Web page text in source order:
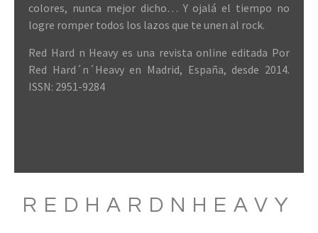
colores, nunca mejor dicho… Y ojalá el tiempo no
logre romper todos los lazos que te unen al rock.
Red Hard n Heavy es una revista online editada Por
Red Hard´n´Heavy en Madrid, España, desde 2014.
ISSN: 2951-9284
REDHARDNHEAVY